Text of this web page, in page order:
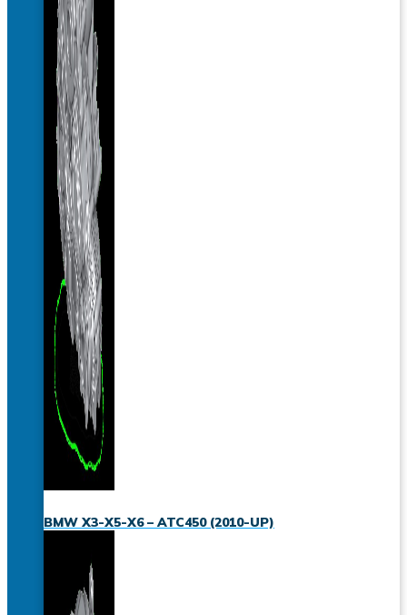
BMW X3-X5-X6 – ATC450 (2010-UP)